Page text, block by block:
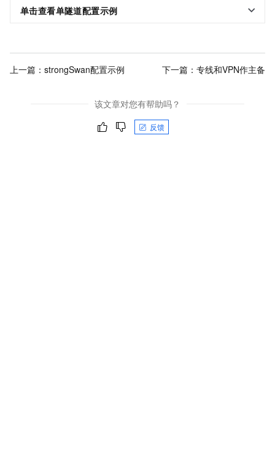
单击查看单隧道配置示例
上一篇： strongSwan配置示例 下一篇： 专线和VPN作主备
该文章对您有帮助吗？
反馈